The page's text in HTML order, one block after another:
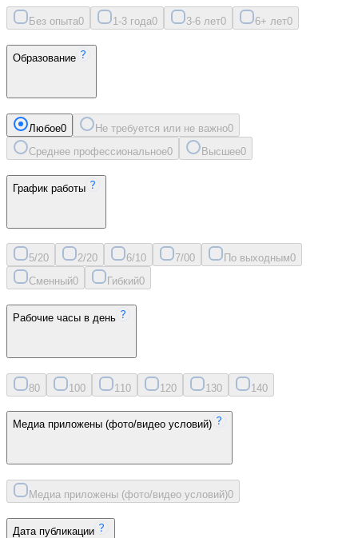
Без опыта0 1-3 года0 3-6 лет0 6+ лет0
Образование
Любое0 Не требуется или не важно0
Среднее профессиональное0 Высшее0
График работы
5/20 2/20 6/10 7/00 По выходным0
Сменный0 Гибкий0
Рабочие часы в день
80 100 11 0 120 130 140
Медиа приложены (фото/видео условий)
Медиа приложены (фото/видео условий)0
Дата публикации